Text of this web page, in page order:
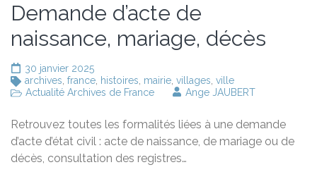
Demande d’acte de
naissance, mariage, décès
30 janvier 2025
archives france histoires mairie villages ville
Actualité Archives de France
Ange JAUBERT
Retrouvez toutes les formalités liées à une demande
d’acte d’état civil : acte de naissance, de mariage ou de
décès, consultation des registres…